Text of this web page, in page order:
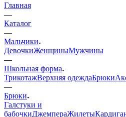
Главная
—
Каталог
—
Мальчики
ДевочкиЖенщиныМужчины
—
Школьная форма
ТрикотажВерхняя одеждаБрюки
—
Брюки
Галстуки и
бабочкиДжемпераЖилеты